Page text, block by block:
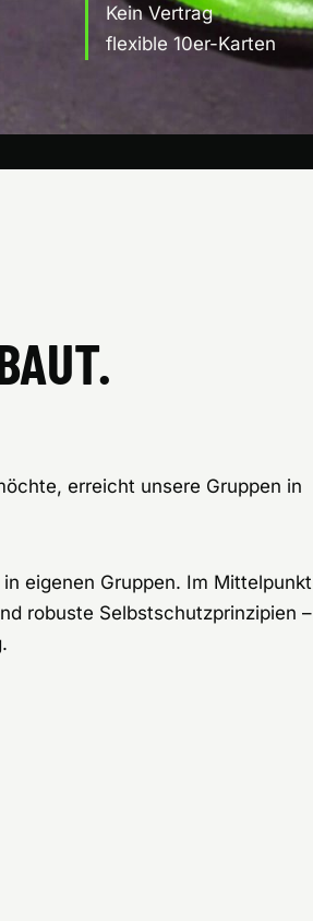
Kein Vertrag
flexible 10er-Karten
erreicht unsere Gruppen in
eigenen Gruppen. Im Mittelpunkt
robuste Selbstschutzprinzipien –